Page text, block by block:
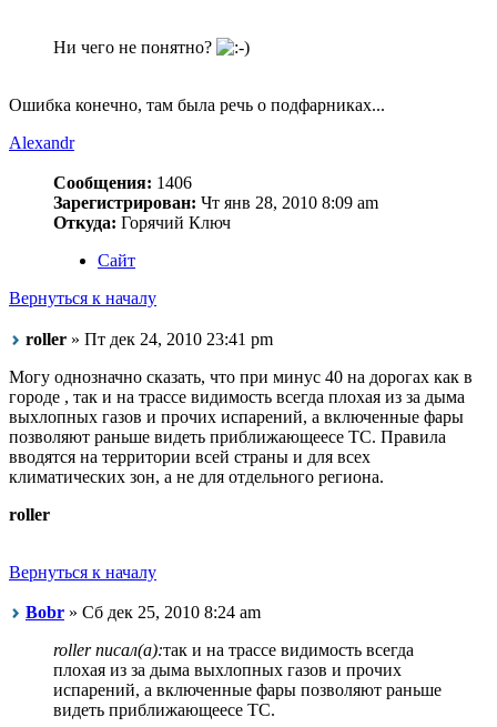
Ни чего не понятно?
Ошибка конечно, там была речь о подфарниках...
Alexandr
Сообщения: 1406
Зарегистрирован: Чт янв 28, 2010 8:09 am
Откуда: Горячий Ключ
Сайт
Вернуться к началу
roller » Пт дек 24, 2010 23:41 pm
Могу однозначно сказать, что при минус 40 на дорогах как в
городе , так и на трассе видимость всегда плохая из за дыма
выхлопных газов и прочих испарений, а включенные фары
позволяют раньше видеть приближающеесе ТС. Правила
вводятся на территории всей страны и для всех
климатических зон, а не для отдельного региона.
roller
Вернуться к началу
Bobr » Сб дек 25, 2010 8:24 am
roller писал(а):так и на трассе видимость всегда
плохая из за дыма выхлопных газов и прочих
испарений, а включенные фары позволяют раньше
видеть приближающеесе ТС.